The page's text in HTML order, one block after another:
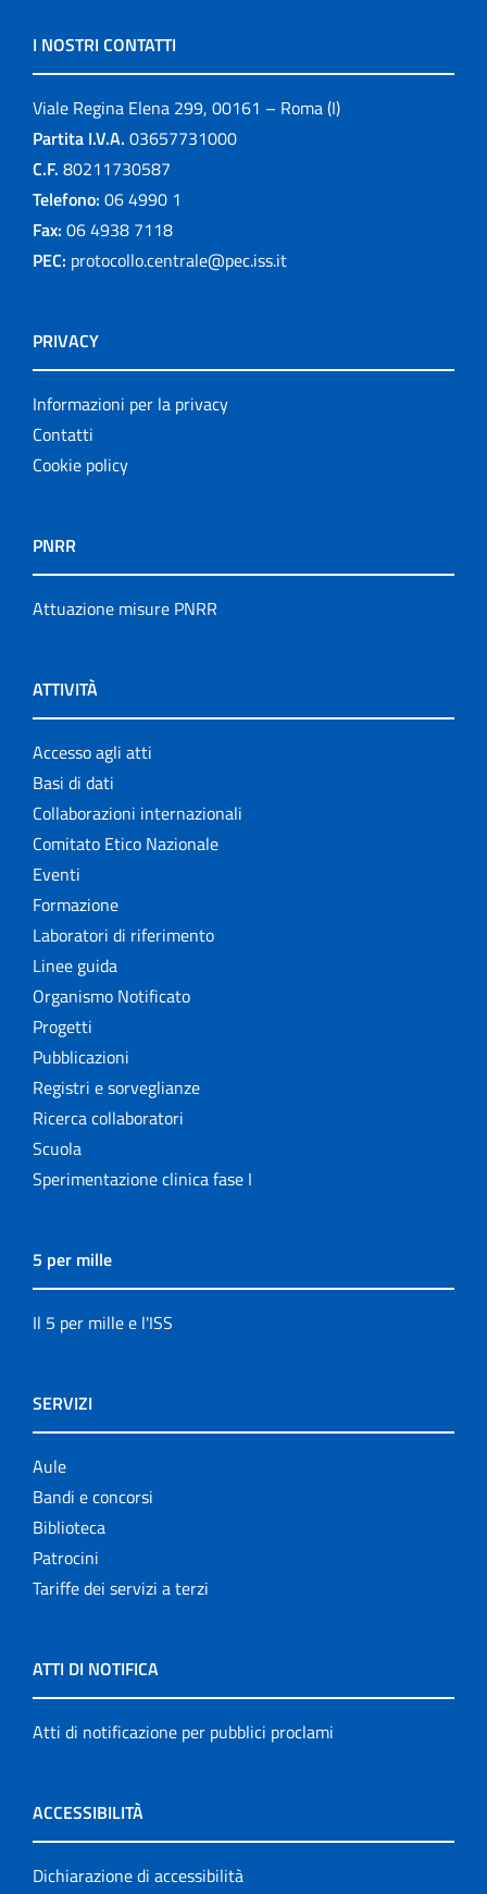
I NOSTRI CONTATTI
Viale Regina Elena 299, 00161 – Roma (I)
Partita I.V.A. 03657731000
C.F. 80211730587
Telefono: 06 4990 1
Fax: 06 4938 7118
PEC: protocollo.centrale@pec.iss.it
PRIVACY
Informazioni per la privacy
Contatti
Cookie policy
PNRR
Attuazione misure PNRR
ATTIVITÀ
Accesso agli atti
Basi di dati
Collaborazioni internazionali
Comitato Etico Nazionale
Eventi
Formazione
Laboratori di riferimento
Linee guida
Organismo Notificato
Progetti
Pubblicazioni
Registri e sorveglianze
Ricerca collaboratori
Scuola
Sperimentazione clinica fase I
5 per mille
Il 5 per mille e l'ISS
SERVIZI
Aule
Bandi e concorsi
Biblioteca
Patrocini
Tariffe dei servizi a terzi
ATTI DI NOTIFICA
Atti di notificazione per pubblici proclami
ACCESSIBILITÀ
Dichiarazione di accessibilità